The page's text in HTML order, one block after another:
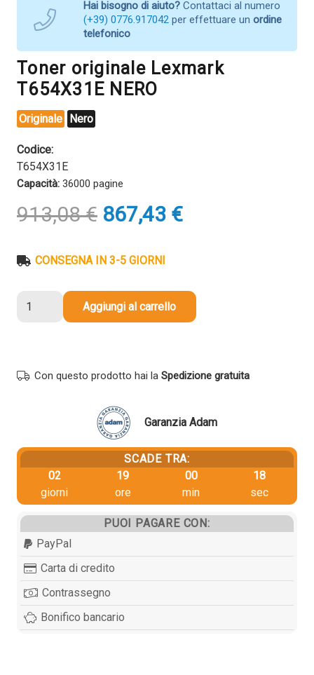
Hai bisogno di aiuto? Contattaci al numero
(+39) 0776.917042 per effettuare un ordine
telefonico
Toner originale Lexmark
T654X31E NERO
Originale Nero
Codice:
T654X31E
Capacità: 36000 pagine
913,08€ Il
prezzo
era:
867,43 €Il
prezzo
CONSEGNA IN 3-5 GIORNI
quantità
Aggiungi al carrello
Con questo prodotto hai la Spedizione gratuita
Garanzia Adam
SCADE TRA:
02
giorni
19
ore
00
min
18
sec
PUOI PAGARE CON:
PayPal
Carta di credito
Contrassegno
Bonifico bancario